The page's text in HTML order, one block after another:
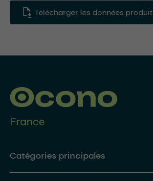
Télécharger les données produit
Catégories principales